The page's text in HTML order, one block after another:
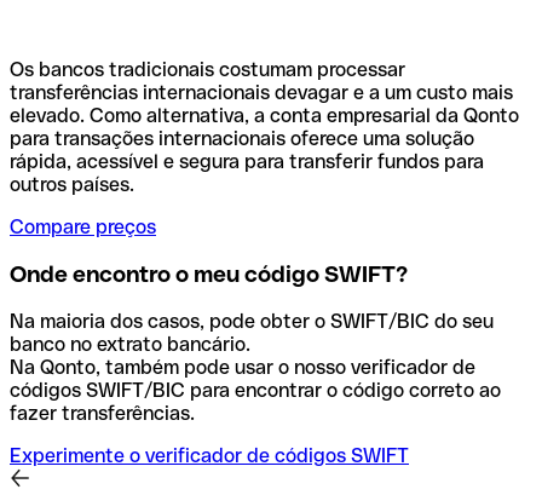
Os bancos tradicionais costumam processar
transferências internacionais devagar e a um custo mais
elevado. Como alternativa, a conta empresarial da Qonto
para transações internacionais oferece uma solução
rápida, acessível e segura para transferir fundos para
outros países.
Compare preços
Onde encontro o meu código SWIFT?
Na maioria dos casos, pode obter o SWIFT/BIC do seu
banco no extrato bancário.
Na Qonto, também pode usar o nosso verificador de
códigos SWIFT/BIC para encontrar o código correto ao
fazer transferências.
Experimente o verificador de códigos SWIFT